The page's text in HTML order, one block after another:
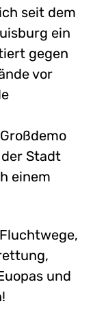
seit dem
ein
gegen
vor
Stadt
einem
und